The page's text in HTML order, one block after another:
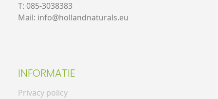
T: 085-3038383
Mail: info@hollandnaturals.eu
INFORMATIE
Privacy policy